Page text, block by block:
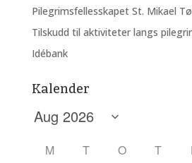
Pilegrimsfellesskapet St. Mikael
Tilskudd til aktiviteter langs
Idébank
Kalender
M T O T